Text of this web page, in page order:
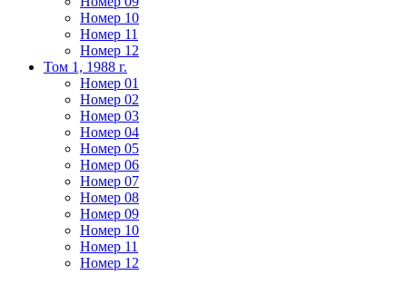
Номер 10
Номер 11
Номер 12
Том 1, 1988 г.
Номер 01
Номер 02
Номер 03
Номер 04
Номер 05
Номер 06
Номер 07
Номер 08
Номер 09
Номер 10
Номер 11
Номер 12